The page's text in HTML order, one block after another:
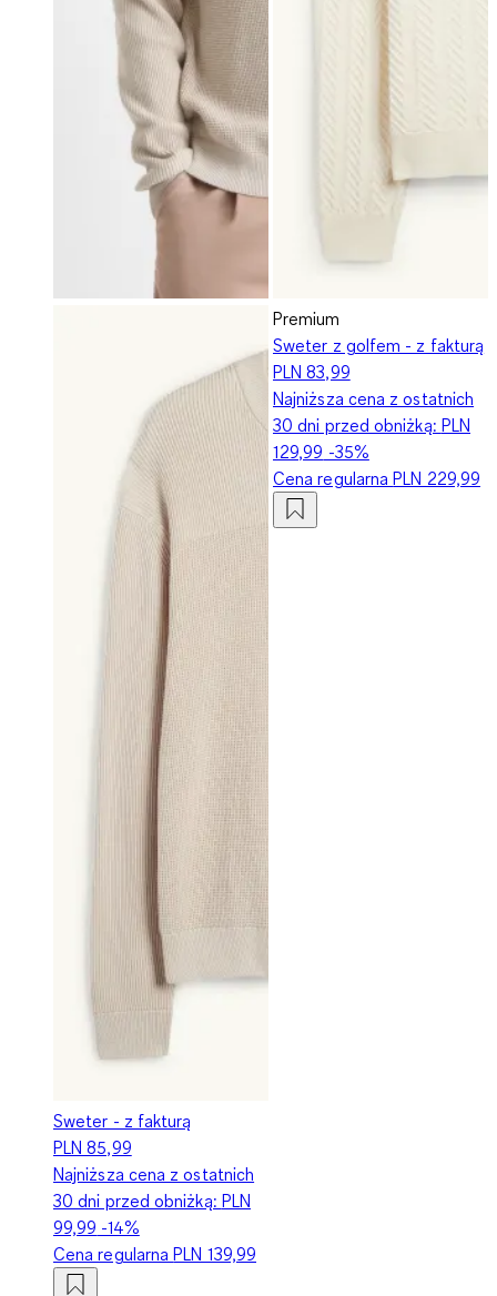
Sweter - z fakturą
PLN 85,99
Najniższa cena z ostatnich
30 dni przed obniżką: PLN
99,99 -14%
Cena regularnaPLN 139,99
Premium
Sweter z golfem - z fakturą
PLN 83,99
Najniższa cena z ostatnich
30 dni przed obniżką: PLN
129,99 -35%
Cena regularnaPLN 229,99